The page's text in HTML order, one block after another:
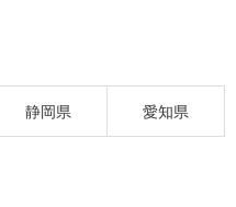
静岡県 愛知県